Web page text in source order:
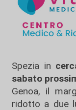
Spezia in
sabato
Genoa, il
ridotto a due